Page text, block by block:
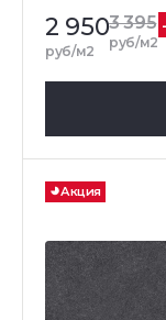
2 950
руб/м2
3 395
руб/м2
Акция